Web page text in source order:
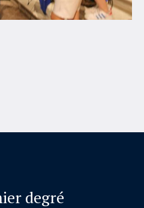
degré